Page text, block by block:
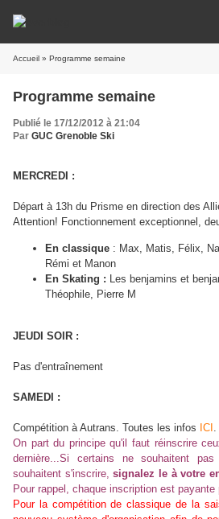
Accueil » Programme semaine
Programme semaine
Publié le 17/12/2012 à 21:04
Par GUC Grenoble Ski
MERCREDI :
Départ à 13h du Prisme en direction des
Attention! Fonctionnement exceptionnel, d
En classique : Max, Matis, Félix,
Rémi et Manon
En Skating : Les benjamins et
Théophile, Pierre M
JEUDI SOIR :
Pas d'entraînement
SAMEDI :
Compétition à Autrans. Toutes les infos ICI .
On part du principe qu'il faut réinscrire
dernière...Si certains ne souhaitent
souhaitent s'inscrire,signalez le à votre
Pour rappel, chaque inscription est payante
Pour la compétition de classique de la